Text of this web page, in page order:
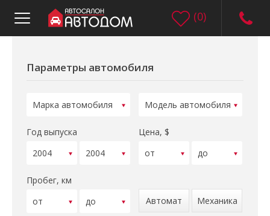
(0)
Параметры автомобиля
Год выпуска Цена, $
Пробег, км
Автомат
Механика